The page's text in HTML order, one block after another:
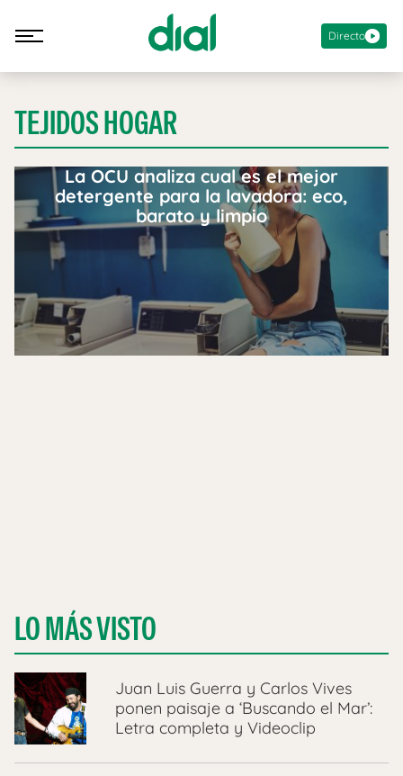
Directo
TEJIDOS HOGAR
La OCU analiza cual es el mejor
detergente para la lavadora: eco,
barato y limpio
LO MÁS VISTO
Juan Luis Guerra y Carlos Vives
ponen paisaje a ‘Buscando el Mar’:
Letra completa y Videoclip